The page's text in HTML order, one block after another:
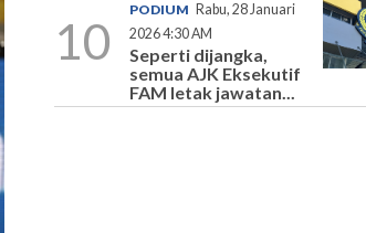
10
PODIUM Rabu, 28 Januari
2026 4:30 AM
Seperti dijangka,
semua AJK Eksekutif
FAM letak jawatan...